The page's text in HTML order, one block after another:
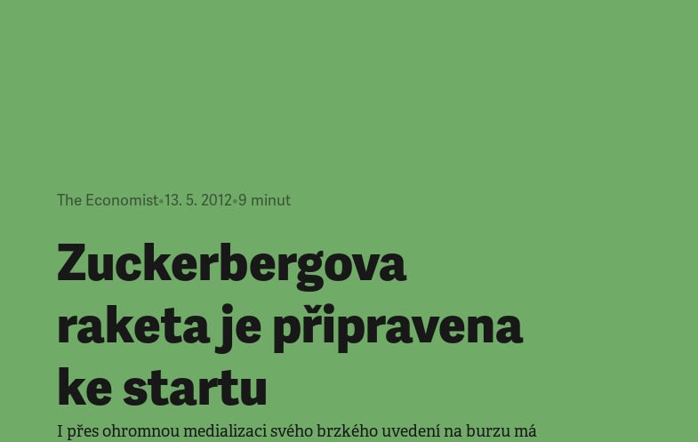
The Economist•13. 5. 2012•9 minut
Zuckerbergova
raketa je připravena
ke startu
I přes ohromnou medializaci svého brzkého uvedení na burzu má